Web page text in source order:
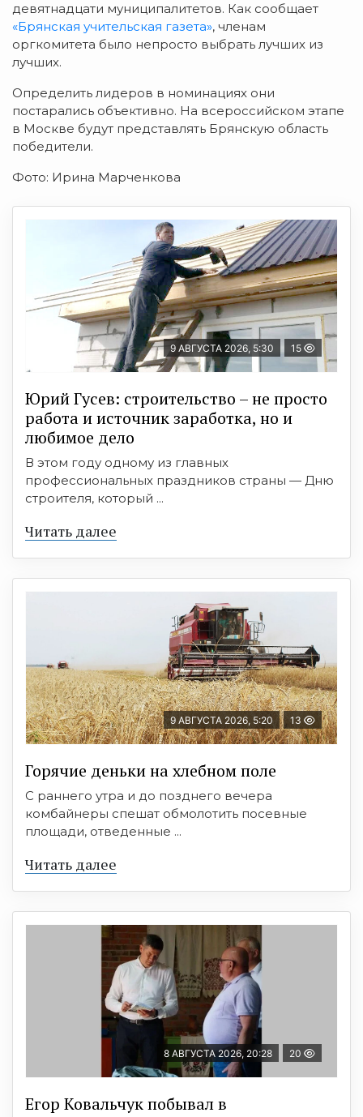
девятнадцати муниципалитетов. Как сообщает
«Брянская учительская газета», членам
оргкомитета было непросто выбрать лучших из
лучших.
Определить лидеров в номинациях они
постарались объективно. На всероссийском этапе
в Москве будут представлять Брянскую область
победители.
Фото: Ирина Марченкова
9 АВГУСТА 2026, 5:30 15
Юрий Гусев: строительство – не просто
работа и источник заработка, но и
любимое дело
В этом году одному из главных
профессиональных праздников страны — Дню
строителя, который ...
Читать далее
9 АВГУСТА 2026, 5:20 13
Горячие деньки на хлебном поле
С раннего утра и до позднего вечера
комбайнеры спешат обмолотить посевные
площади, отведенные ...
Читать далее
8 АВГУСТА 2026, 20:28 20
Егор Ковальчук побывал в